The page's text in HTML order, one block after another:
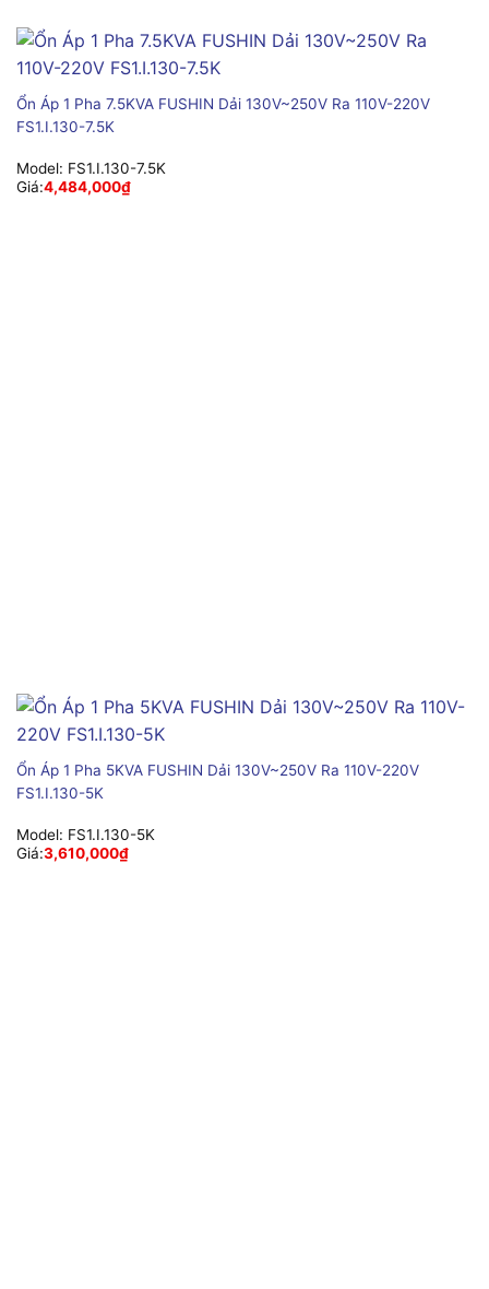
Ổn Áp 1 Pha 7.5KVA FUSHIN Dải 130V~250V Ra 110V-220V
FS1.I.130-7.5K
Model: FS1.I.130-7.5K
Giá:4,484,000₫
Ổn Áp 1 Pha 5KVA FUSHIN Dải 130V~250V Ra 110V-220V
FS1.I.130-5K
Model: FS1.I.130-5K
Giá:3,610,000₫